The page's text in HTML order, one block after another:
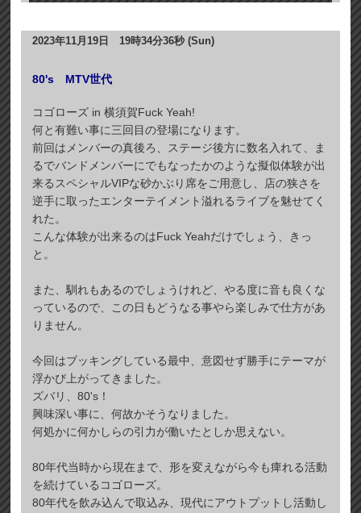
2023年11月19日 19時34分36秒 (Sun)
80's MTV世代
コゴローズ in 横須賀Fuck Yeah!
何と有難い事に三回目の登場になります。
前回はメンバーの真後ろ、ステージ後方に数名入れて、ま
るでバンドメンバーにでもなったかのような擬似体験が出
来るスペシャルVIPな砂かぶり席をご用意し、店の狭さを
逆手に取ったエンターテイメント溢れるライブを魅せてく
れた。
こんな体験が出来るのはFuck Yeahだけでしょう、きっ
と。
また、馴れもあるのでしょうけれど、やる度に音も良くな
っているので、この日もどうなる事やら楽しみで仕方があ
りません。
今回はブッキングしている最中、意図せず勝手にテーマが
浮かび上がってきました。
ズバリ、80's！
興味深い事に、何故かそうなりました。
何処かに何かしらの引力が働いたとしか思えない。
80年代当時から現在まで、形を変えながら今も痺れる活動
を続けているコゴローズ。
80年代を飲み込んで取込み、現代にアウトプットし活動し